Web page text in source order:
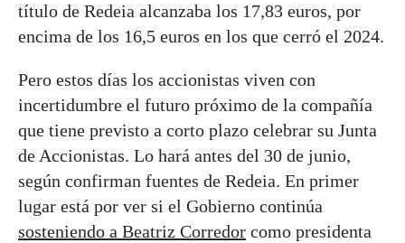
título de Redeia alcanzaba los 17,83 euros, por
encima de los 16,5 euros en los que cerró el 2024.
Pero estos días los accionistas viven con
incertidumbre el futuro próximo de la compañía
que tiene previsto a corto plazo celebrar su Junta
de Accionistas. Lo hará antes del 30 de junio,
según confirman fuentes de Redeia. En primer
lugar está por ver si el Gobierno continúa
sosteniendo a Beatriz Corredor como presidenta